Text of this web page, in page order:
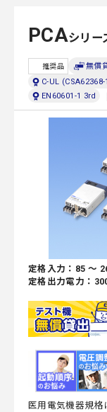
PCAシリー
推奨品 無償
C-UL (CSA62368-
EN60601-1 3rd
定格入力：85 ～
定格出力電力：
医用電気機器規格